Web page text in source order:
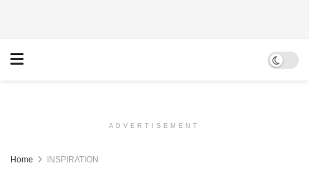
ADVERTISEMENT
Home INSPIRATION